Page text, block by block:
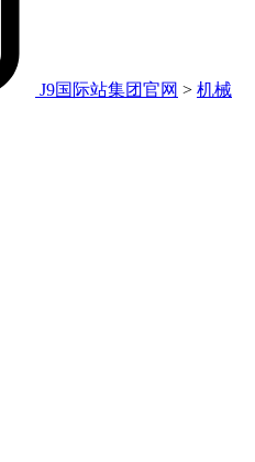
J9国际站集团官网 > 机械